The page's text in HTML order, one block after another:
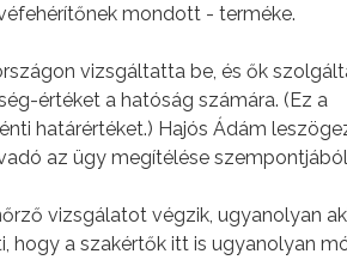
mondott - terméke.
vizsgáltatta be, és ők
értéket a hatóság számára. (Ez a
határértéket.) Hajós Ádám
az ügy megítélése
vizsgálatot végzik, ugyanolyan
hogy a szakértők itt is ugyanolyan